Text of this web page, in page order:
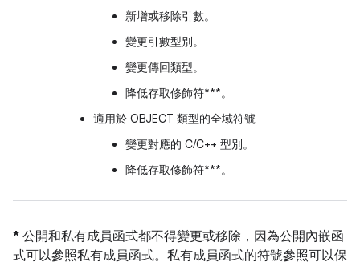
新增或移除引數。
變更引數型別。
變更傳回類型。
降低存取修飾符***。
適用於 OBJECT 類型的全域符號
變更對應的 C/C++ 型別。
降低存取修飾符***。
* 公開和私有成員函式都不得變更或移除，因為公開內嵌函
式可以參照私有成員函式。私有成員函式的符號參照可以保